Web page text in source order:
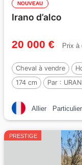
NOUVEAU
Irano d’alco
20 000 € Prix à
Cheval à vendre
174 cm
Par :
Allier Particulier
PRESTIGE